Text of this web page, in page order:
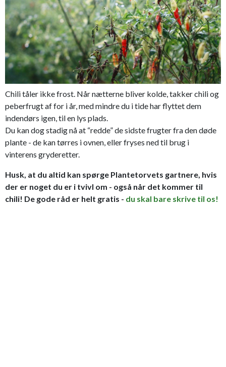
Chili tåler ikke frost. Når nætterne bliver kolde, takker chili og
peberfrugt af for i år, med mindre du i tide har flyttet dem
indendørs igen, til en lys plads.
Du kan dog stadig nå at “redde” de sidste frugter fra den døde
plante - de kan tørres i ovnen, eller fryses ned til brug i
vinterens gryderetter.
Husk, at du altid kan spørge Plantetorvets gartnere, hvis
der er noget du er i tvivl om - også når det kommer til
chili! De gode råd er helt gratis - du skal bare skrive til os!